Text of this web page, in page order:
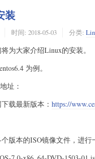
装
时间: 2018-05-03 分类:
为大家介绍Linux的安装。
为例。
址：
载最新版本： https://
版本的ISO镜像文件，进行